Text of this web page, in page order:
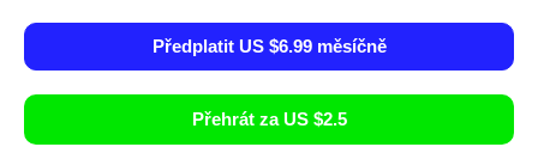
Předplatit US $6.99 měsíčně
Přehrát za US $2.5